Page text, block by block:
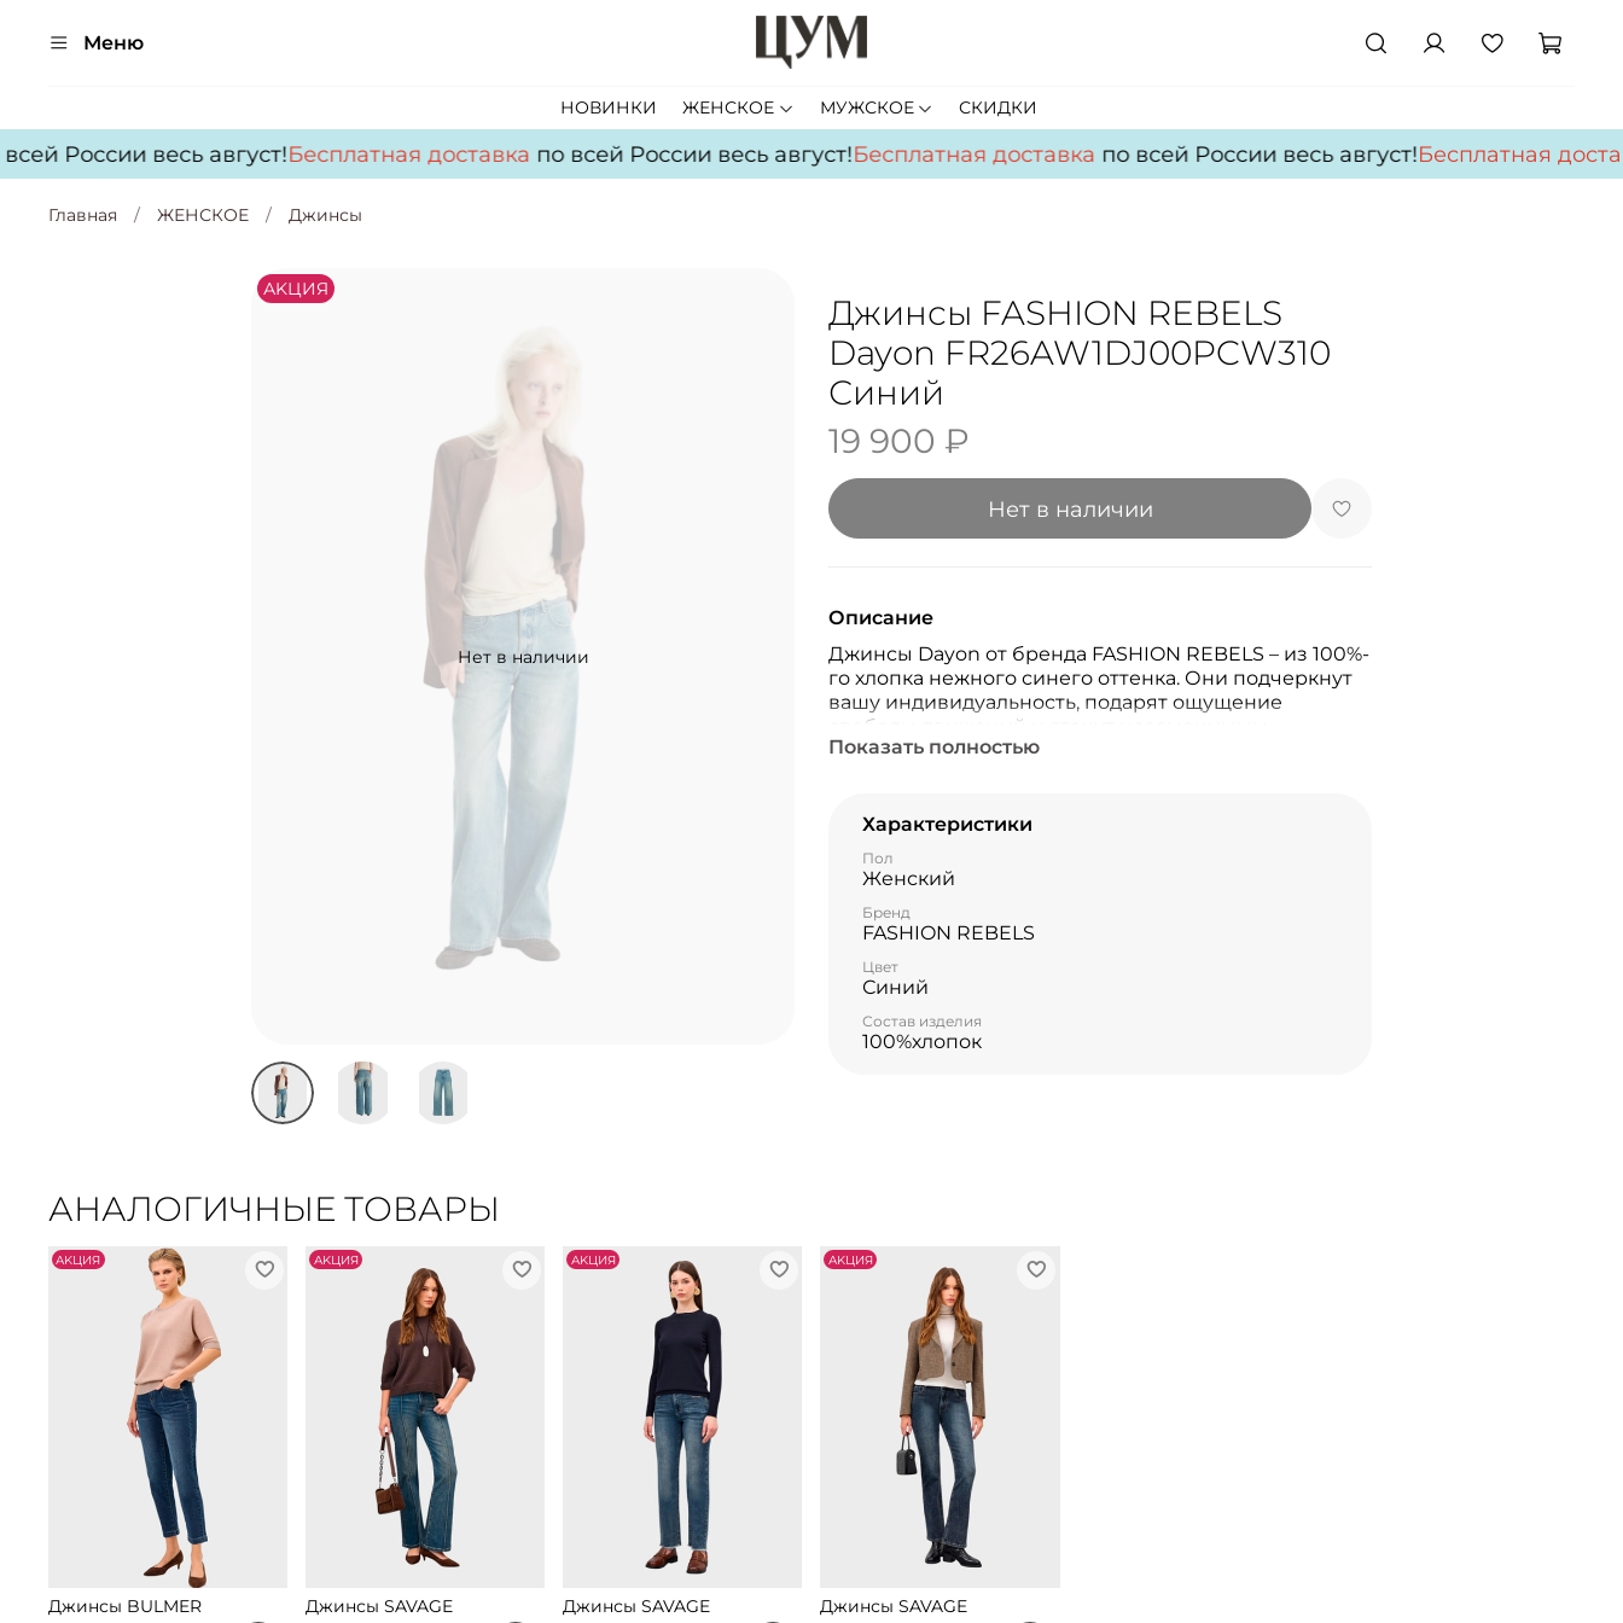
Меню
НОВИНКИ ЖЕНСКОЕ МУЖСКОЕ СКИДКИ
России весь август!Бесплатная доставкапо всей России весь август!Бесплатная доставкапо всей России весь август!Бесплатная
Главная ЖЕНСКОЕ Джинсы
Нет в наличии
АKЦИЯ
Джинсы FASHION REBELS
Dayon FR26AW1DJ00PCW310
Синий
19 900 ₽
Нет в наличии
Описание
Джинсы Dayon от бренда FASHION REBELS – из 100%-
го хлопка нежного синего оттенка. Они подчеркнут
вашу индивидуальность, подарят ощущение
свободы движений и станут незаменимым
элементом вашего гардероба. Стильный дизайн
каждой носке.
Показать полностью
Характеристики
Пол
Женский
Бренд
FASHION REBELS
Цвет
Синий
Состав изделия
100%хлопок
АНАЛОГИЧНЫЕ ТОВАРЫ
АKЦИЯ
Джинсы BULMER
АKЦИЯ
Джинсы SAVAGE
АKЦИЯ
Джинсы SAVAGE
АKЦИЯ
Джинсы SAVAGE